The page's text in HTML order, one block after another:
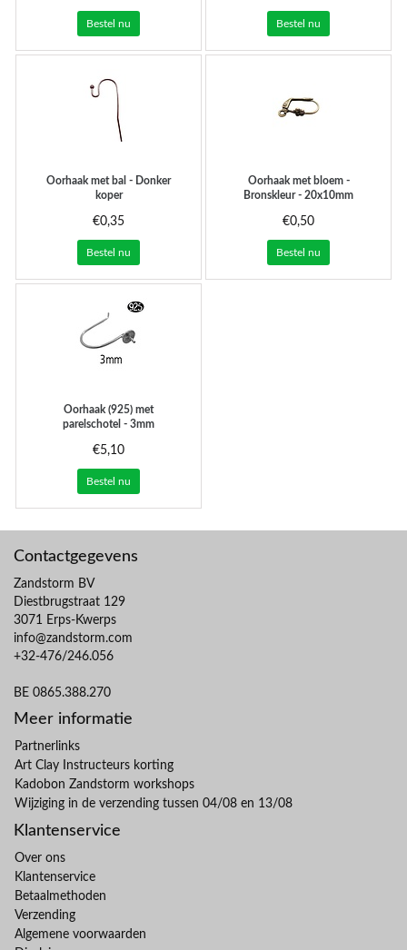
Bestel nu Bestel nu
Oorhaak met bal - Donker
koper
€0,35
Bestel nu
Oorhaak met bloem -
Bronskleur - 20x10mm
€0,50
Bestel nu
Oorhaak (925) met
parelschotel - 3mm
€5,10
Bestel nu
Contactgegevens
Zandstorm BV
Diestbrugstraat 129
3071 Erps-Kwerps
info@zandstorm.com
+32-476/246.056
BE 0865.388.270
Meer informatie
Partnerlinks
Art Clay Instructeurs korting
Kadobon Zandstorm workshops
Wijziging in de verzending tussen 04/08 en 13/08
Klantenservice
Over ons
Klantenservice
Betaalmethoden
Verzending
Algemene voorwaarden